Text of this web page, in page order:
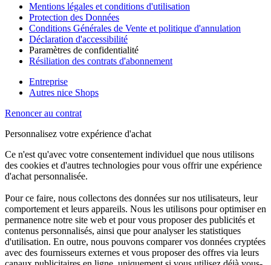
Mentions légales et conditions d'utilisation
Protection des Données
Conditions Générales de Vente et politique d'annulation
Déclaration d'accessibilité
Paramètres de confidentialité
Résiliation des contrats d'abonnement
Entreprise
Autres nice Shops
Renoncer au contrat
Personnalisez votre expérience d'achat
Ce n'est qu'avec votre consentement individuel que nous utilisons
des cookies et d'autres technologies pour vous offrir une expérience
d'achat personnalisée.
Pour ce faire, nous collectons des données sur nos utilisateurs, leur
comportement et leurs appareils. Nous les utilisons pour optimiser en
permanence notre site web et pour vous proposer des publicités et
contenus personnalisés, ainsi que pour analyser les statistiques
d'utilisation. En outre, nous pouvons comparer vos données cryptées
avec des fournisseurs externes et vous proposer des offres via leurs